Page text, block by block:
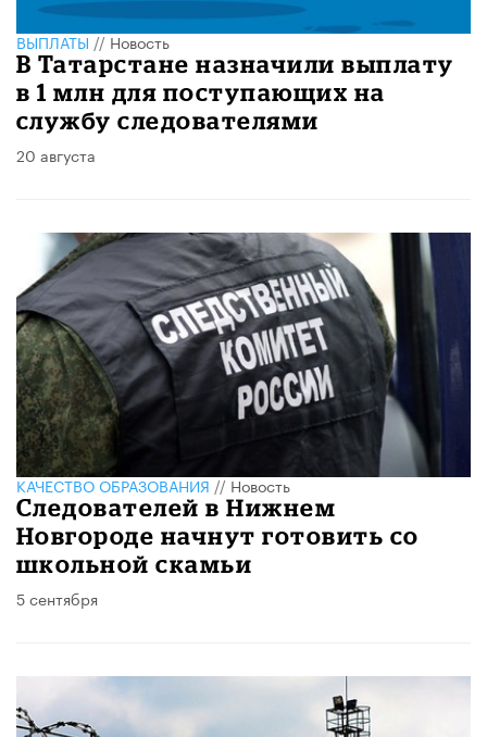
ВЫПЛАТЫ//Новость
В Татарстане назначили выплату
в 1 млн для поступающих на
службу следователями
20 августа
КАЧЕСТВО ОБРАЗОВАНИЯ//Новость
Следователей в Нижнем
Новгороде начнут готовить со
школьной скамьи
5 сентября